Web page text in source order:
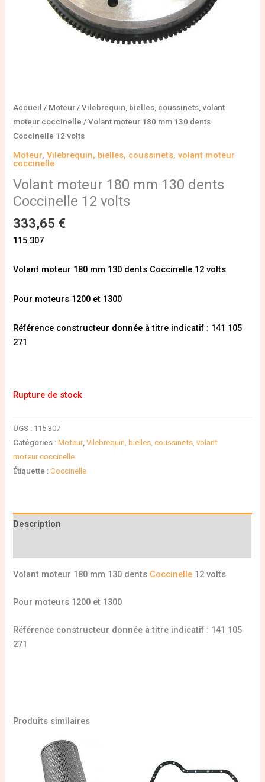
Accueil / Moteur /Vilebrequin, bielles, coussinets, volant
moteur coccinelle / Volant moteur 180 mm 130 dents
Coccinelle 12 volts
Moteur,Vilebrequin, bielles, coussinets, volant moteur
coccinelle
Volant moteur 180 mm 130 dents
Coccinelle 12 volts
333,65 €
115 307
Volant moteur 180 mm 130 dents Coccinelle 12 volts
Pour moteurs 1200 et 1300
Référence constructeur donnée à titre indicatif : 141 105
271
Rupture de stock
UGS : 115 307
Catégories :Moteur,Vilebrequin, bielles, coussinets, volant
moteur coccinelle
Étiquette :Coccinelle
Description
Volant moteur 180 mm 130 dents Coccinelle 12 volts
Pour moteurs 1200 et 1300
Référence constructeur donnée à titre indicatif : 141 105
271
Produits similaires